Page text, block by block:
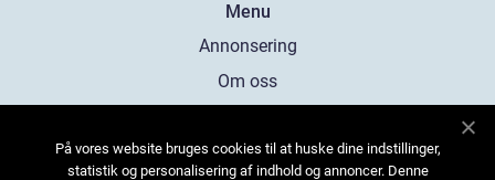
Menu
Annonsering
Om oss
Kontakta oss
På vores website bruges cookies til at huske dine indstillinger,
statistik og personalisering af indhold og annoncer. Denne